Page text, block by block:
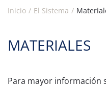
Inicio El Sistema
MATERIALES
Para mayor información